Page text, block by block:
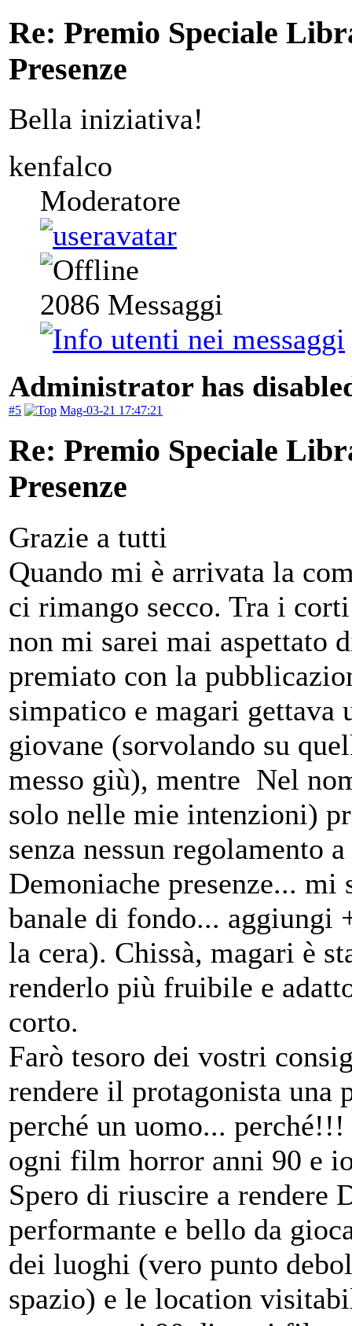
Re: Premio Speciale
Presenze
Bella iniziativa!
kenfalco
Moderatore
2086 Messaggi
Administrator has
#5 Mag-03-21 17:47:21
Re: Premio Speciale
Presenze
Grazie a tutti
Quando mi è arrivata la
ci rimango secco. Tra i
non mi sarei mai aspettato
premiato con la
simpatico e magari gettava
giovane (sorvolando su
messo giù), mentre Nel
solo nelle mie intenzioni)
senza nessun regolamento
Demoniache presenze... mi
banale di fondo...
la cera). Chissà, magari è
renderlo più fruibile e
corto.
Farò tesoro dei vostri
rendere il protagonista una
perché un uomo...
ogni film horror anni 90 e
Spero di riuscire a rendere
performante e bello da
dei luoghi (vero punto
spazio) e le location